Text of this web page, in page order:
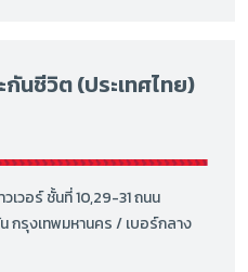
นชีวิต (ประเทศไทย)
วอร์ ชั้นที่ 10,29-31 ถนน
กรุงเทพมหานคร / เบอร์กลาง